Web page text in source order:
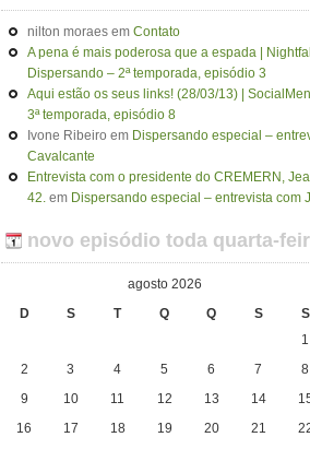
nilton moraes em Contato
A pena é mais poderosa que a espada |
Dispersando – 2ª temporada, episódio 3
Aqui estão os seus links! (28/03/13) |
3ª temporada, episódio 8
Ivone Ribeiro em Dispersando especial –
Cavalcante
Entrevista com o presidente do CREMERN,
42. em Dispersando especial – entrevista com
novo episódio toda quarta-
agosto 2026
D
S T Q Q S
S
1
2
3 4 5 6 7
8
9
10 11 12 13 14
16
17 18 19 20 21